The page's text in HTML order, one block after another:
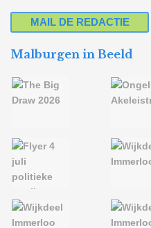
MAIL DE REDACTIE
Malburgen in Beeld